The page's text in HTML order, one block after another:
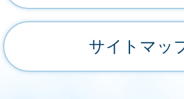
サイトマッ